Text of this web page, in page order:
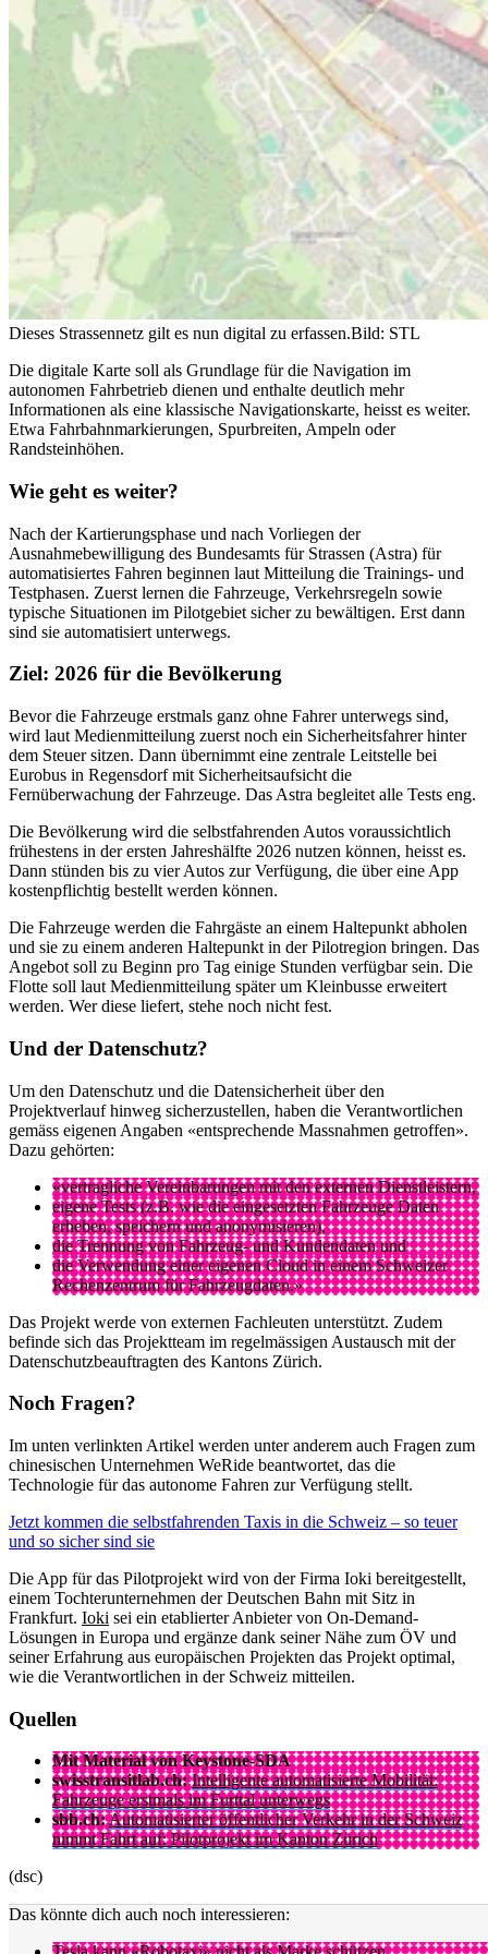
Dieses Strassennetz gilt es nun digital zu erfassen.Bild: STL
Die digitale Karte soll als Grundlage für die Navigation im
autonomen Fahrbetrieb dienen und enthalte deutlich mehr
Informationen als eine klassische Navigationskarte, heisst es weiter.
Etwa Fahrbahnmarkierungen, Spurbreiten, Ampeln oder
Randsteinhöhen.
Wie geht es weiter?
Nach der Kartierungsphase und nach Vorliegen der
Ausnahmebewilligung des Bundesamts für Strassen (Astra) für
automatisiertes Fahren beginnen laut Mitteilung die Trainings- und
Testphasen. Zuerst lernen die Fahrzeuge, Verkehrsregeln sowie
typische Situationen im Pilotgebiet sicher zu bewältigen. Erst dann
sind sie automatisiert unterwegs.
Ziel: 2026 für die Bevölkerung
Bevor die Fahrzeuge erstmals ganz ohne Fahrer unterwegs sind,
wird laut Medienmitteilung zuerst noch ein Sicherheitsfahrer hinter
dem Steuer sitzen. Dann übernimmt eine zentrale Leitstelle bei
Eurobus in Regensdorf mit Sicherheitsaufsicht die
Fernüberwachung der Fahrzeuge. Das Astra begleitet alle Tests eng.
Die Bevölkerung wird die selbstfahrenden Autos voraussichtlich
frühestens in der ersten Jahreshälfte 2026 nutzen können, heisst es.
Dann stünden bis zu vier Autos zur Verfügung, die über eine App
kostenpflichtig bestellt werden können.
Die Fahrzeuge werden die Fahrgäste an einem Haltepunkt abholen
und sie zu einem anderen Haltepunkt in der Pilotregion bringen. Das
Angebot soll zu Beginn pro Tag einige Stunden verfügbar sein. Die
Flotte soll laut Medienmitteilung später um Kleinbusse erweitert
werden. Wer diese liefert, stehe noch nicht fest.
Und der Datenschutz?
Um den Datenschutz und die Datensicherheit über den
Projektverlauf hinweg sicherzustellen, haben die Verantwortlichen
gemäss eigenen Angaben «entsprechende Massnahmen getroffen».
Dazu gehörten:
«vertragliche Vereinbarungen mit den externen Dienstleistern,
eigene Tests (z.B. wie die eingesetzten Fahrzeuge Daten
erheben, speichern und anonymisieren),
die Trennung von Fahrzeug- und Kundendaten und
die Verwendung einer eigenen Cloud in einem Schweizer
Rechenzentrum für Fahrzeugdaten.»
Das Projekt werde von externen Fachleuten unterstützt. Zudem
befinde sich das Projektteam im regelmässigen Austausch mit der
Datenschutzbeauftragten des Kantons Zürich.
Noch Fragen?
Im unten verlinkten Artikel werden unter anderem auch Fragen zum
chinesischen Unternehmen WeRide beantwortet, das die
Technologie für das autonome Fahren zur Verfügung stellt.
Jetzt kommen die selbstfahrenden Taxis in die Schweiz – so teuer
und so sicher sind sie
Die App für das Pilotprojekt wird von der Firma Ioki bereitgestellt,
einem Tochterunternehmen der Deutschen Bahn mit Sitz in
Frankfurt. Ioki sei ein etablierter Anbieter von On-Demand-
Lösungen in Europa und ergänze dank seiner Nähe zum ÖV und
seiner Erfahrung aus europäischen Projekten das Projekt optimal,
wie die Verantwortlichen in der Schweiz mitteilen.
Quellen
Mit Material von Keystone-SDA
swisstransitlab.ch: Intelligente automatisierte Mobilität:
Fahrzeuge erstmals im Furttal unterwegs
sbb.ch:Automatisierter öffentlicher Verkehr in der Schweiz
nimmt Fahrt auf: Pilotprojekt im Kanton Zürich
(dsc)
Das könnte dich auch noch interessieren: